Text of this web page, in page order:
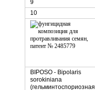
9
10
BIPOSO - Bipolaris
sorokiniana
(гельминтоспориозная